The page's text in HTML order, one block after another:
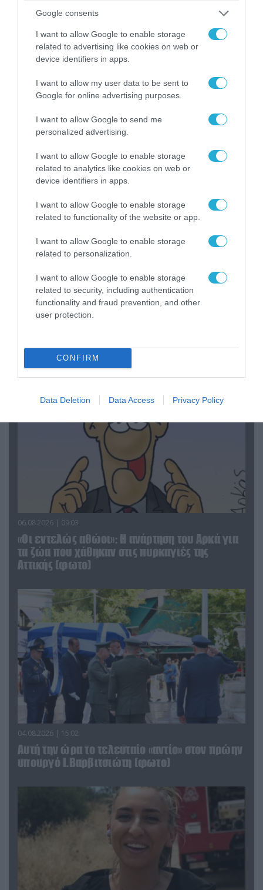
Google consents
I want to allow Google to enable storage
related to advertising like cookies on web or
device identifiers in apps.
I want to allow my user data to be sent to
Google for online advertising purposes.
I want to allow Google to send me
personalized advertising.
I want to allow Google to enable storage
related to analytics like cookies on web or
device identifiers in apps.
I want to allow Google to enable storage
related to functionality of the website or app.
I want to allow Google to enable storage
related to personalization.
I want to allow Google to enable storage
related to security, including authentication
functionality and fraud prevention, and other
user protection.
CONFIRM
Data Deletion Data Access Privacy Policy
05.08.2026 | 15:02
ΗΠΑ: Σε εξέλιξη έρευνα της FAA για
περιστατικό με το προεδρικό ελικόπτερο
ΠΟΛΙΤΙΚΗ
06.08.2026 | 14:02
αντικείμενα από κοινόχρηστους χώρους
06.08.2026 | 09:03
«Οι εντελώς αθώοι»: Η ανάρτηση του Αρκά για
τα ζώα που χάθηκαν στις πυρκαγιές της
Αττικής (φωτο)
04.08.2026 | 15:02
Αυτή την ώρα το τελευταίο «αντίο» στον πρώην
υπουργό Ι.Βαρβιτσιώτη (φωτο)